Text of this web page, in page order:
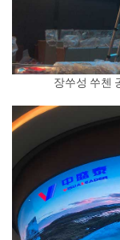
장쑤성 쑤첸